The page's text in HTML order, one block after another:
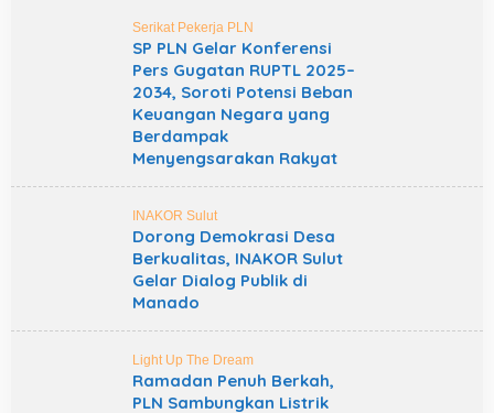
Serikat Pekerja PLN
SP PLN Gelar Konferensi
Pers Gugatan RUPTL 2025–
2034, Soroti Potensi Beban
Keuangan Negara yang
Berdampak
Menyengsarakan Rakyat
INAKOR Sulut
Dorong Demokrasi Desa
Berkualitas, INAKOR Sulut
Gelar Dialog Publik di
Manado
Light Up The Dream
Ramadan Penuh Berkah,
PLN Sambungkan Listrik